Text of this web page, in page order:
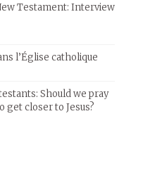
Testament: Interview
l’Église catholique
Should we pray
get closer to Jesus?